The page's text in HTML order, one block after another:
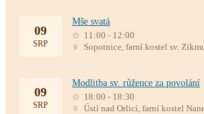
09
SRP
Mše svatá
11:00 - 12:00
Sopotnice, farní kostel sv.
09
SRP
Modlitba sv. růžence za povolání
18:00 - 18:30
Ústí nad Orlicí, farní kostel